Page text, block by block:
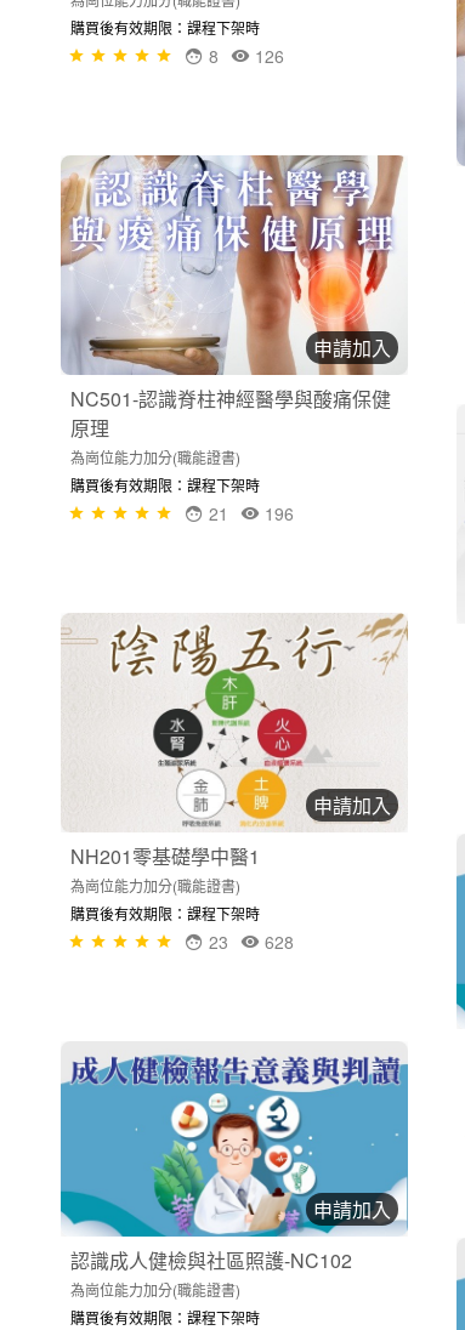
購買後有效期限：課程下架時
126
8
申請加入
NC501-認識脊柱神經醫學與酸痛保健
原理
為崗位能力加分(職能證書)
購買後有效期限：課程下架時
196
21
申請加入
NH201零基礎學中醫1
為崗位能力加分(職能證書)
購買後有效期限：課程下架時
628
23
申請加入
認識成人健檢與社區照護-NC102
為崗位能力加分(職能證書)
購買後有效期限：課程下架時